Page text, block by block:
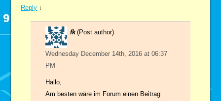
Reply ↓
fk (Post author)
Wednesday December 14th, 2016 at 06:37
PM
Hallo,
Am besten wäre im Forum einen Beitrag